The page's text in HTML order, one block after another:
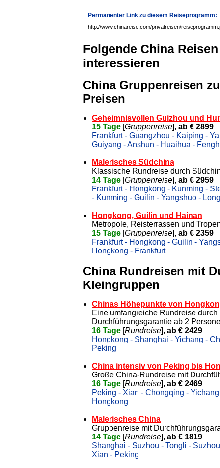
Permanenter Link zu diesem Reiseprogramm:
http://www.chinareise.com/privatreisen/
Folgende China
interessieren
China Gruppenreisen
Preisen
Geheimnisvollen Guizhou und
15 Tage [Gruppenreise], ab € 2899
Frankfurt - Guangzhou - Kaiping -
Guiyang - Anshun - Huaihua -
Malerisches Südchina
Klassische Rundreise durch
14 Tage [Gruppenreise], ab € 2959
Frankfurt - Hongkong - Kunming -
- Kunming - Guilin - Yangshuo -
Hongkong, Guilin und Hainan
Metropole, Reisterrassen und
15 Tage [Gruppenreise], ab € 2359
Frankfurt - Hongkong - Guilin -
Hongkong - Frankfurt
China Rundreisen mit
Kleingruppen
Chinas Höhepunkte von
Eine umfangreiche Rundreise
Durchführungsgarantie ab 2
16 Tage [Rundreise], ab € 2429
Hongkong - Shanghai - Yichang -
Peking
China intensiv von Peking bis
Große China-Rundreise mit
16 Tage [Rundreise], ab € 2469
Peking - Xian - Chongqing -
Hongkong
Malerisches China
Gruppenreise mit
14 Tage [Rundreise], ab € 1819
Shanghai - Suzhou - Tongli -
Xian - Peking